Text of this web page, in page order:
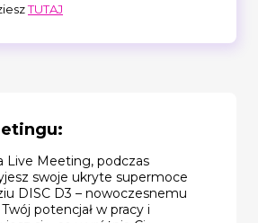
TUTAJ
Live Meeting, podczas
swoje ukryte supermoce
DISC D3 – nowoczesnemu
potencjał w pracy i